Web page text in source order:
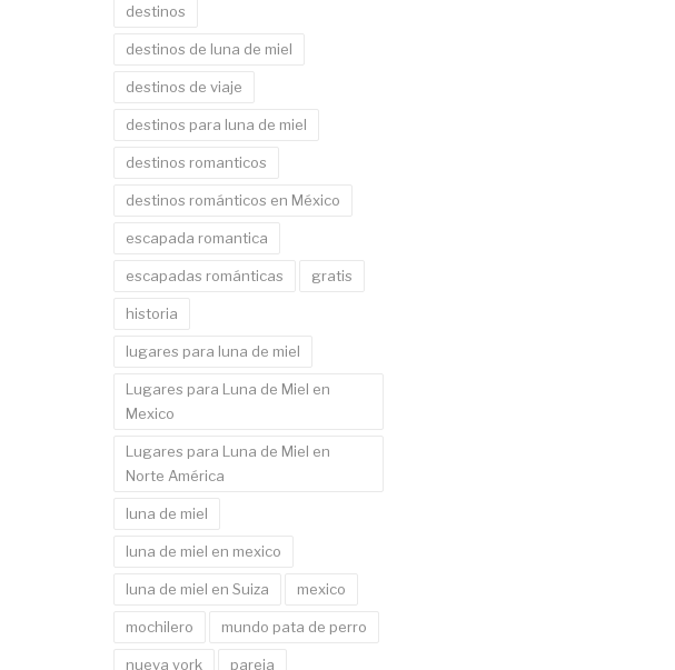
destinos
destinos de luna de miel
destinos de viaje
destinos para luna de miel
destinos romanticos
destinos románticos en México
escapada romantica
escapadas románticas gratis
historia
lugares para luna de miel
Lugares para Luna de Miel en
Mexico
Lugares para Luna de Miel en
Norte América
luna de miel
luna de miel en mexico
luna de miel en Suiza mexico
mochilero mundo pata de perro
nueva york pareja